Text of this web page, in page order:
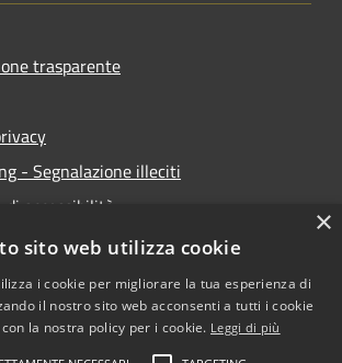
trasparente
- Segnalazione illeciti
accessibilità
Copyright © 2026 • Comune di
×
sito web utilizza cookie
i cookie per migliorare la tua esperienza di
il nostro sito web acconsenti a tutti i cookie
la nostra policy per i cookie. Leggi di più